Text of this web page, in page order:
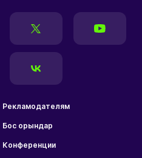
Рекламодателям
Бос орындар
Конференции